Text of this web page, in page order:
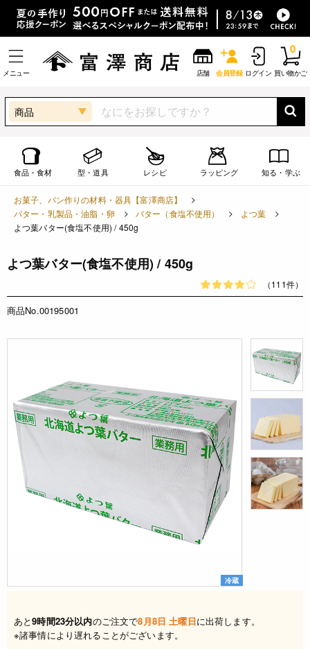
メニュー 店舗 会員登録 ログイン 買い物かご
0
商品
食品・食材 型・道具 レシピ ラッピング 知る・学ぶ
お菓子、パン作りの材料・器具【富澤商店】
バター・乳製品・油脂・卵
バター（食塩不使用）
よつ葉
よつ葉バター(食塩不使用) / 450g
よつ葉バター(食塩不使用) / 450g
（111件）
商品No.00195001
冷蔵
あと9時間23分以内のご注文で8月8日 土曜日に出荷します。
※諸事情により遅れることがございます。